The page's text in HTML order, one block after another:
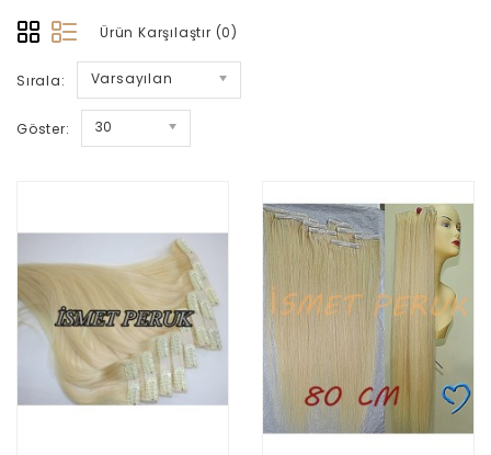
Ürün Karşılaştır (0)
Sırala: Varsayılan
Göster: 30